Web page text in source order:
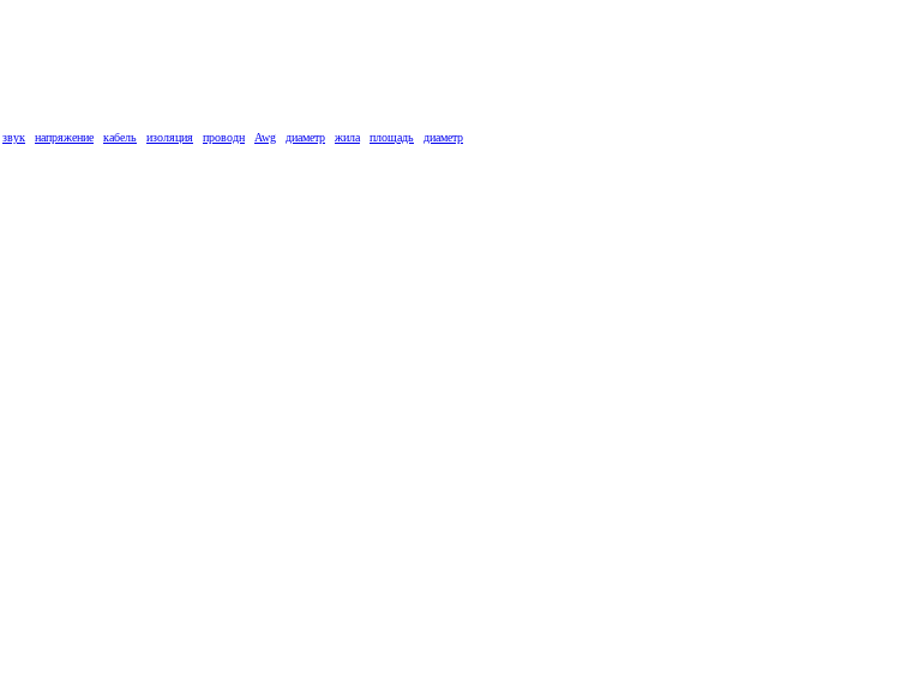
звук напряжение кабель изоляция проводн Awg диаметр жила площадь диаметр